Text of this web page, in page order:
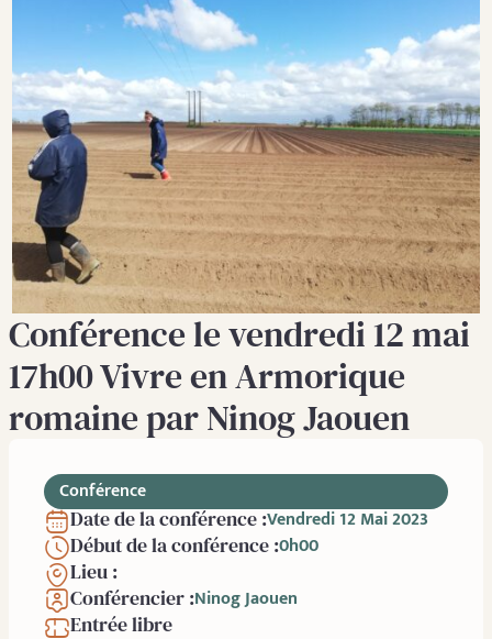
Conférence le vendredi 12 mai
17h00 Vivre en Armorique
romaine par Ninog Jaouen
Conférence
Date de la conférence :Vendredi 12 Mai 2023
Début de la conférence :0h00
Lieu :
Conférencier :Ninog Jaouen
Entrée libre